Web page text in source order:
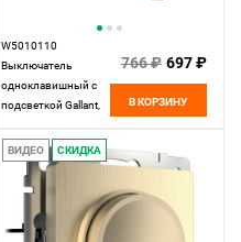
W5010110
Выключатель
одноклавишный с
подсветкой Gallant,
Werkel,
4690389163821
766 ₽ 697 ₽
В КОРЗИНУ
ВИДЕО СКИДКА